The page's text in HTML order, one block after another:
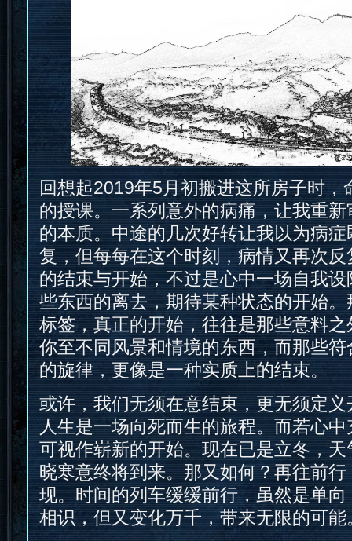
回想起2019年5月初搬进这所房子时，
的授课。一系列意外的病痛，让我重新
的本质。中途的几次好转让我以为病
复，但每每在这个时刻，病情又再次
的结束与开始，不过是心中一场自我
些东西的离去，期待某种状态的开始
标签，真正的开始，往往是那些意料
你至不同风景和情境的东西，而那些
的旋律，更像是一种实质上的结束。
或许，我们无须在意结束，更无须定
人生是一场向死而生的旅程。而若心
可视作崭新的开始。现在已是立冬，
晓寒意终将到来。那又如何？再往前
现。时间的列车缓缓前行，虽然是单
相识，但又变化万千，带来无限的可能